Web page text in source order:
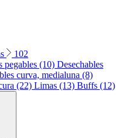
102
pegables (10) Desechables
curva, medialuna (8)
(22) Limas (13) Buffs (12)